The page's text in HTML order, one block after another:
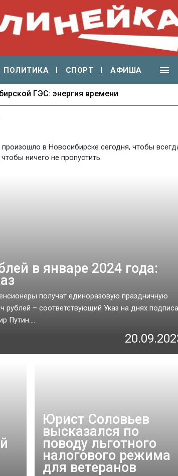
ПОЛИТИКА СПОРТ АФИША
ГЭС: энергия времени
в Новосибирске сегодня, чтобы
ничего не пропустить.
в январе 2024 года:
получат единоразовую праздничную
рублей – соответствующий Указ на днях
Путин....
Юрист Соловьев
высказался по
поводу льготного
налогового режима
для ветеранов